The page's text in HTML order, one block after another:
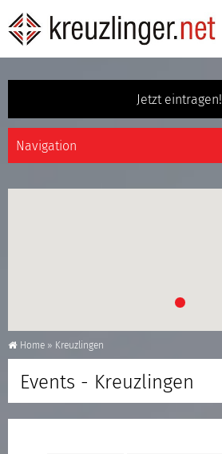
Jetzt eintragen!
Home » Kreuzlingen
Events - Kreuzlingen